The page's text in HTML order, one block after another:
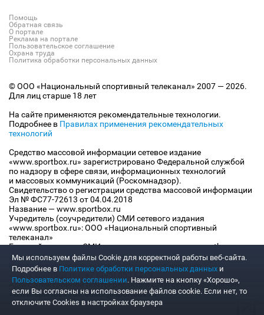
Помощь
Обратная связь
О портале
Реклама на портале
Пользовательское соглашение
Охрана труда
Политика обработки персональных данных
© ООО «Национальный спортивный телеканал» 2007 — 2026.
Для лиц старше 18 лет
На сайте применяются рекомендательные технологии.
Подробнее в Правилах применения рекомендательных
технологий
Средство массовой информации сетевое издание
«www.sportbox.ru» зарегистрировано Федеральной службой
по надзору в сфере связи, информационных технологий
и массовых коммуникаций (Роскомнадзор).
Свидетельство о регистрации средства массовой информации
Эл № ФС77-72613 от 04.04.2018
Название — www.sportbox.ru
Учредитель (соучредители) СМИ сетевого издания
«www.sportbox.ru»: ООО «Национальный спортивный
телеканал»
Главный редактор СМИ сетевого издания «www.sportbox.ru»:
Конов В.А.
Номер телефона редакции СМИ сетевого издания
«www.sportbox.ru»: +7 (495) 653 8419
Адрес электронной почты редакции СМИ сетевого издания
«www.sportbox.ru»: editor@sportbox.ru
Мы используем файлы Сookie для корректной работы веб-сайта.
Подробнее в Политике обработки персональных данных и
Пользовательском соглашении. Нажмите на кнопку «Хорошо»,
если Вы согласны на использование файлов cookie. Если нет, то
отключите Cookies в настройках браузера